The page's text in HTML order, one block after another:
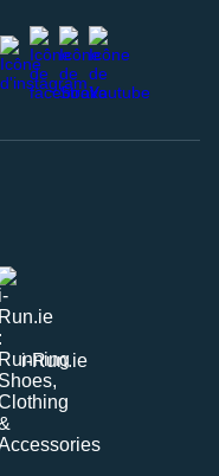
instagram
facebook
stravayoutube
i-Run.ie